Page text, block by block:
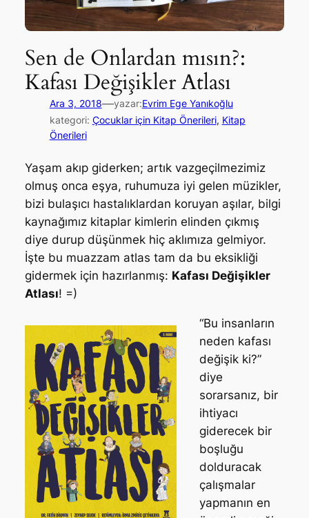
Sen de Onlardan mısın?:
Kafası Değişikler Atlası
Ara 3, 2018—yazar:Evrim Ege Yanıkoğlu
kategori: Çocuklar için Kitap Önerileri, Kitap
Önerileri
Yaşam akıp giderken; artık vazgeçilmezimiz
olmuş onca eşya, ruhumuza iyi gelen müzikler,
bizi bulaşıcı hastalıklardan koruyan aşılar, bilgi
kaynağımız kitaplar kimlerin elinden çıkmış
diye durup düşünmek hiç aklımıza gelmiyor.
İşte bu muazzam atlas tam da bu eksikliği
gidermek için hazırlanmış: Kafası Değişikler
Atlası! =)
“Bu insanların
neden kafası
değişik ki?”
diye
sorarsanız, bir
ihtiyacı
giderecek bir
boşluğu
dolduracak
çalışmalar
yapmanın en